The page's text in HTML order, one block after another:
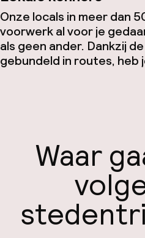
Onze locals in meer dan
voorwerk al voor je
als geen ander. Dankzij
gebundeld in routes, heb
Waar